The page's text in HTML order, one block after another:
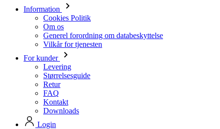
Information
Cookies Politik
Om os
Generel forordning om databeskyttelse
Vilkår for tjenesten
For kunder
Levering
Størrelsesguide
Retur
FAQ
Kontakt
Downloads
Login